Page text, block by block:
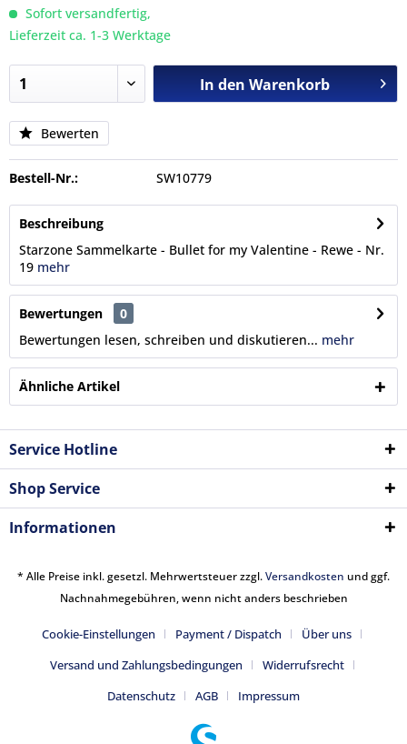
Sofort versandfertig,
Lieferzeit ca. 1-3 Werktage
In den Warenkorb
Bewerten
Bestell-Nr.: SW10779
Beschreibung
Starzone Sammelkarte - Bullet for my Valentine - Rewe - Nr.
19 mehr
Bewertungen
0
Bewertungen lesen, schreiben und diskutieren... mehr
Ähnliche Artikel
Service Hotline
Shop Service
Informationen
* Alle Preise inkl. gesetzl. Mehrwertsteuer zzgl.Versandkosten und ggf.
Nachnahmegebühren, wenn nicht anders beschrieben
Cookie-Einstellungen Payment / Dispatch
Über uns
Versand und Zahlungsbedingungen
Widerrufsrecht
Datenschutz
AGB Impressum